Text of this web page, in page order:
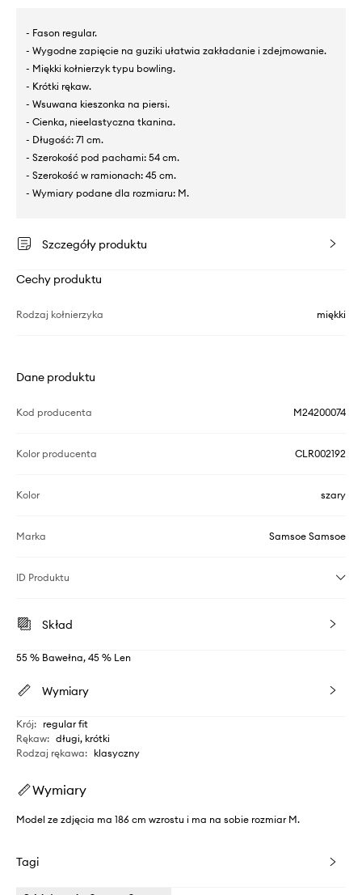
- Fason regular.
- Wygodne zapięcie na guziki ułatwia zakładanie i zdejmowanie.
- Miękki kołnierzyk typu bowling.
- Krótki rękaw.
- Wsuwana kieszonka na piersi.
- Cienka, nieelastyczna tkanina.
- Długość: 71 cm.
- Szerokość pod pachami: 54 cm.
- Szerokość w ramionach: 45 cm.
- Wymiary podane dla rozmiaru: M.
Szczegóły produktu
Cechy produktu
Rodzaj kołnierzyka miękki
Dane produktu
Kod producenta M24200074
Kolor producenta CLR002192
Kolor szary
Marka Samsoe Samsoe
ID Produktu
Skład
55 % Bawełna, 45 % Len
Wymiary
Krój: regular fit
Rękaw: długi, krótki
Rodzaj rękawa: klasyczny
Wymiary
Model ze zdjęcia ma 186 cm wzrostu i ma na sobie rozmiar M.
Tagi